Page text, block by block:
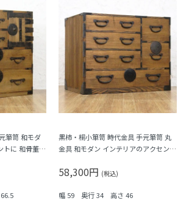
箪笥 和モダ
トに 和骨董
黒柿・桐小箪笥 時代金具 手元箪笥 丸
金具 和モダン インテリアのアクセント
58,300円 (税込)
幅 59 奥行 34 高さ 46